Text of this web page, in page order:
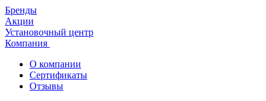
Бренды
Акции
Установочный центр
Компания
О компании
Сертификаты
Отзывы